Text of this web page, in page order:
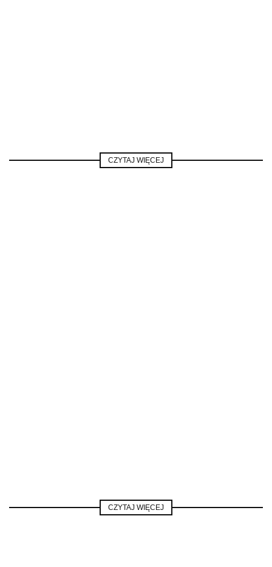
CZYTAJ WIĘCEJ
CZYTAJ WIĘCEJ